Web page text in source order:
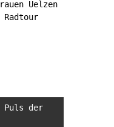
Uelzen
Puls der